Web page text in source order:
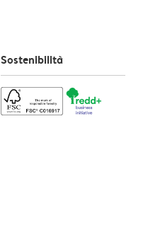
Sostenibilità